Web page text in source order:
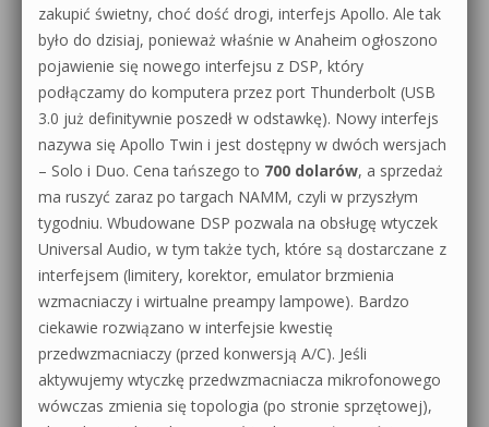
zakupić świetny, choć dość drogi, interfejs Apollo. Ale tak
było do dzisiaj, ponieważ właśnie w Anaheim ogłoszono
pojawienie się nowego interfejsu z DSP, który
podłączamy do komputera przez port Thunderbolt (USB
3.0 już definitywnie poszedł w odstawkę). Nowy interfejs
nazywa się Apollo Twin i jest dostępny w dwóch wersjach
– Solo i Duo. Cena tańszego to 700 dolarów, a sprzedaż
ma ruszyć zaraz po targach NAMM, czyli w przyszłym
tygodniu. Wbudowane DSP pozwala na obsługę wtyczek
Universal Audio, w tym także tych, które są dostarczane z
interfejsem (limitery, korektor, emulator brzmienia
wzmacniaczy i wirtualne preampy lampowe). Bardzo
ciekawie rozwiązano w interfejsie kwestię
przedwzmacniaczy (przed konwersją A/C). Jeśli
aktywujemy wtyczkę przedwzmacniacza mikrofonowego
wówczas zmienia się topologia (po stronie sprzętowej),